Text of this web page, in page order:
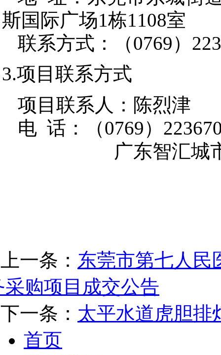
斯国际广场1栋1108室
联系方式：
（0769）
3.项目联系方式
项目联系人： 陈烈津
电 话：
（0769）
广东智汇城
上一条： 东莞市第七人民
采购项目成交公告
下一条： 太平水道虎胆排
首页